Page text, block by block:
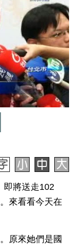
即將送走102
來看看今天在
原來她們是國